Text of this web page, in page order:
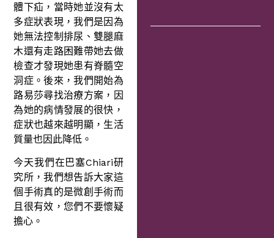
體下疝，當時她並沒有太
多症狀表現，我們是因為
她無法控制排尿、雙腿麻
木還有走路困難帶她去做
檢查才發現她患有脊髓空
洞症。後來，我們開始為
路易莎尋找治療方案，因
為她的病情發展的很快，
症狀也越來越明顯，生活
質量也因此降低。
今天我們在巴塞Chiari研
究所，我們想告訴大家這
個手術真的是微創手術而
且很有效，您們不要懷疑
擔心。